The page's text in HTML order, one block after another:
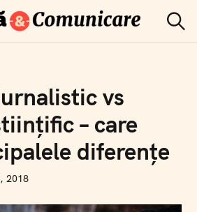
Comunicare
ă
vs
– care
diferențe
2018